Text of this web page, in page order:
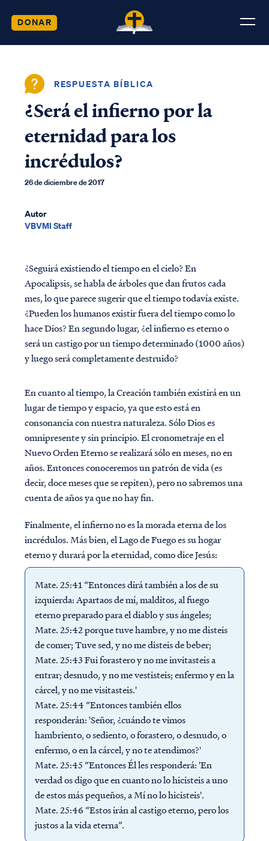
DONAR
RESPUESTA BÍBLICA
¿Será el infierno por la
eternidad para los
incrédulos?
26 de diciembre de 2017
Autor
VBVMI Staff
¿Seguirá existiendo el tiempo en el cielo? En
Apocalipsis, se habla de árboles que dan frutos cada
mes, lo que parece sugerir que el tiempo todavía existe.
¿Pueden los humanos existir fuera del tiempo como lo
hace Dios? En segundo lugar, ¿el infierno es eterno o
será un castigo por un tiempo determinado (1000 años)
y luego será completamente destruido?
En cuanto al tiempo, la Creación también existirá en un
lugar de tiempo y espacio, ya que esto está en
consonancia con nuestra naturaleza. Sólo Dios es
omnipresente y sin principio. El cronometraje en el
Nuevo Orden Eterno se realizará sólo en meses, no en
años. Entonces conoceremos un patrón de vida (es
decir, doce meses que se repiten), pero no sabremos una
cuenta de años ya que no hay fin.
Finalmente, el infierno no es la morada eterna de los
incrédulos. Más bien, el Lago de Fuego es su hogar
eterno y durará por la eternidad, como dice Jesús:
Mate. 25:41 “Entonces dirá también a los de su
izquierda: Apartaos de mí, malditos, al fuego
eterno preparado para el diablo y sus ángeles;
Mate. 25:42 porque tuve hambre, y no me disteis
de comer; Tuve sed, y no me disteis de beber;
Mate. 25:43 Fui forastero y no me invitasteis a
entrar; desnudo, y no me vestisteis; enfermo y en la
cárcel, y no me visitasteis.'
Mate. 25:44 “Entonces también ellos
responderán: 'Señor, ¿cuándo te vimos
hambriento, o sediento, o forastero, o desnudo, o
enfermo, o en la cárcel, y no te atendimos?'
Mate. 25:45 “Entonces Él les responderá: 'En
verdad os digo que en cuanto no lo hicisteis a uno
de estos más pequeños, a Mí no lo hicisteis'.
Mate. 25:46 “Estos irán al castigo eterno, pero los
justos a la vida eterna”.